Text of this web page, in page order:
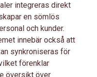
integreras direkt
en sömlös
och kunder.
innebär också att
synkroniseras för
förenklar
översikt över